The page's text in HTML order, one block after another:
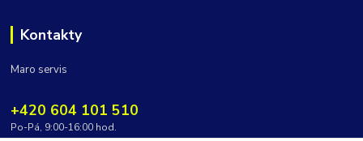
Kontakty
Maro servis
+420 604 101 510
Po-Pá, 9:00-16:00 hod.